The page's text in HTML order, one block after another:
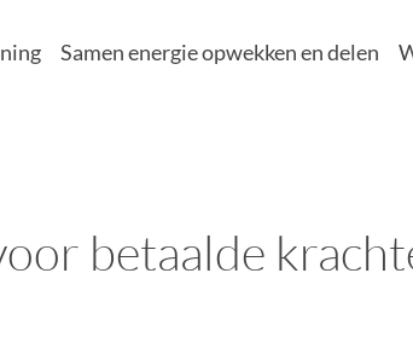
Samen energie opwekken en delen
betaalde